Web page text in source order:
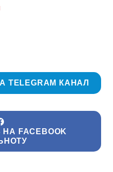
TELEGRAM КАНАЛ
FACEBOOK